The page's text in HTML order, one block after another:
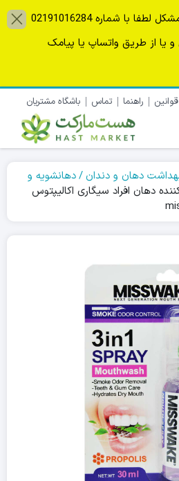
در صورت بروز هر گونه مشکل لطفا با شماره 02191016284
تماس و یا از طریق واتساپ یا پیامک
قوانین راهنما تماس باشگاه مشتریان
دهان و دندان
دهانشویه و
دهان افراد سیگاری اکالیپتوس